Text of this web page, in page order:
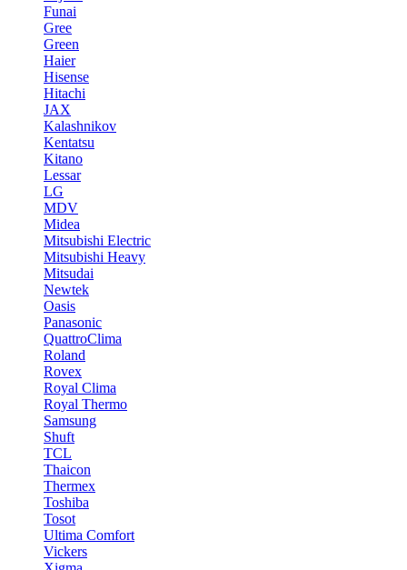
Funai
Gree
Green
Haier
Hisense
Hitachi
JAX
Kalashnikov
Kentatsu
Kitano
Lessar
LG
MDV
Midea
Mitsubishi Electric
Mitsubishi Heavy
Mitsudai
Newtek
Oasis
Panasonic
QuattroClima
Roland
Rovex
Royal Clima
Royal Thermo
Samsung
Shuft
TCL
Thaicon
Thermex
Toshiba
Tosot
Ultima Comfort
Vickers